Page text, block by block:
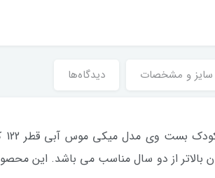
سایز و مشخصات دیدگاه‌ها
بالاتر از دو سال مناسب می باشد. این